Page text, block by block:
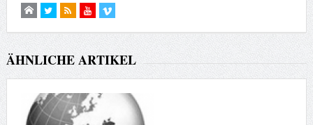
ÄHNLICHE ARTIKEL